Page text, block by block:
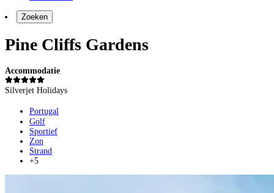
Zoeken
Pine Cliffs Gardens
Accommodatie
Silverjet Holidays
Portugal
Golf
Sportief
Zon
Strand
+5